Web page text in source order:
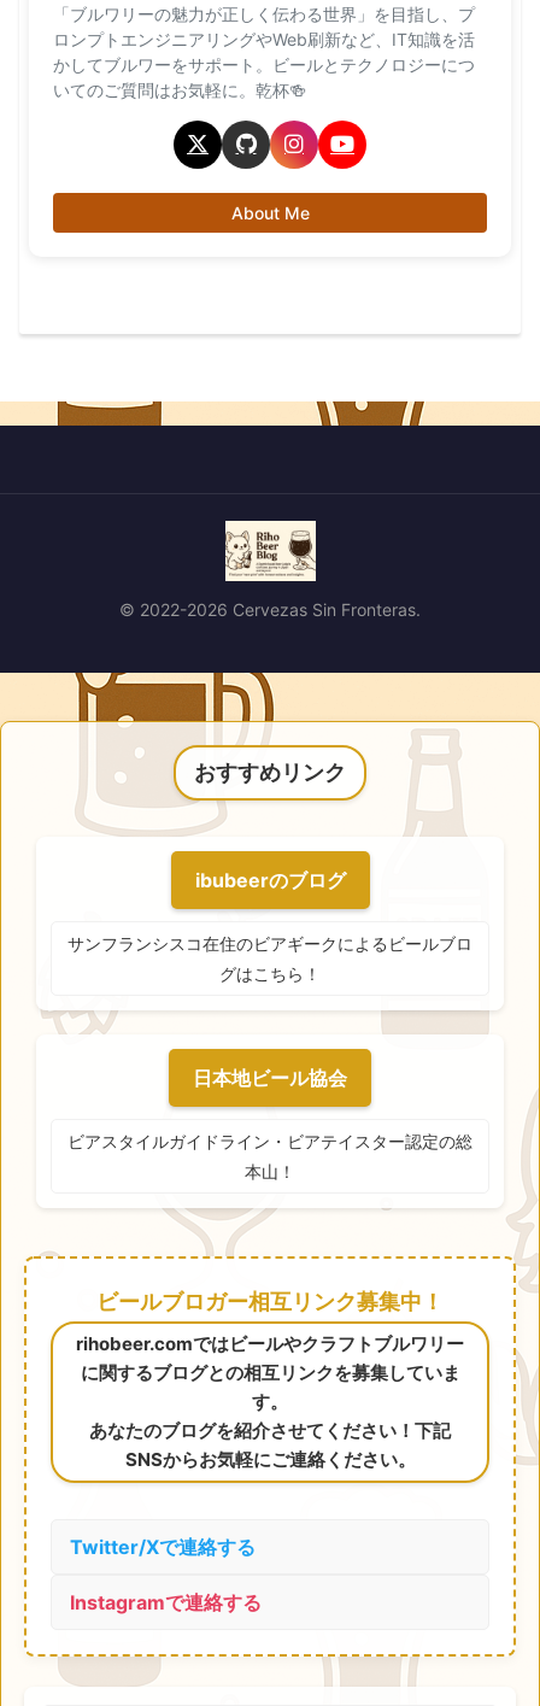
「ブルワリーの魅力が正しく伝わる世界」を目指し、プ
ロンプトエンジニアリングやWeb刷新など、IT知識を活
かしてブルワーをサポート。ビールとテクノロジーにつ
いてのご質問はお気軽に。乾杯🍻
About Me
© 2022-2026 Cervezas Sin Fronteras.
おすすめリンク
ibubeerのブログ
サンフランシスコ在住のビアギークによるビールブロ
グはこちら！
日本地ビール協会
ビアスタイルガイドライン・ビアテイスター認定の総
本山！
ビールブロガー相互リンク募集中！
rihobeer.comではビールやクラフトブルワリー
に関するブログとの相互リンクを募集していま
す。
あなたのブログを紹介させてください！下記
SNSからお気軽にご連絡ください。
Twitter/Xで連絡する
Instagramで連絡する